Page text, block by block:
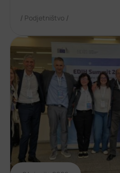
/ Podjetništvo /